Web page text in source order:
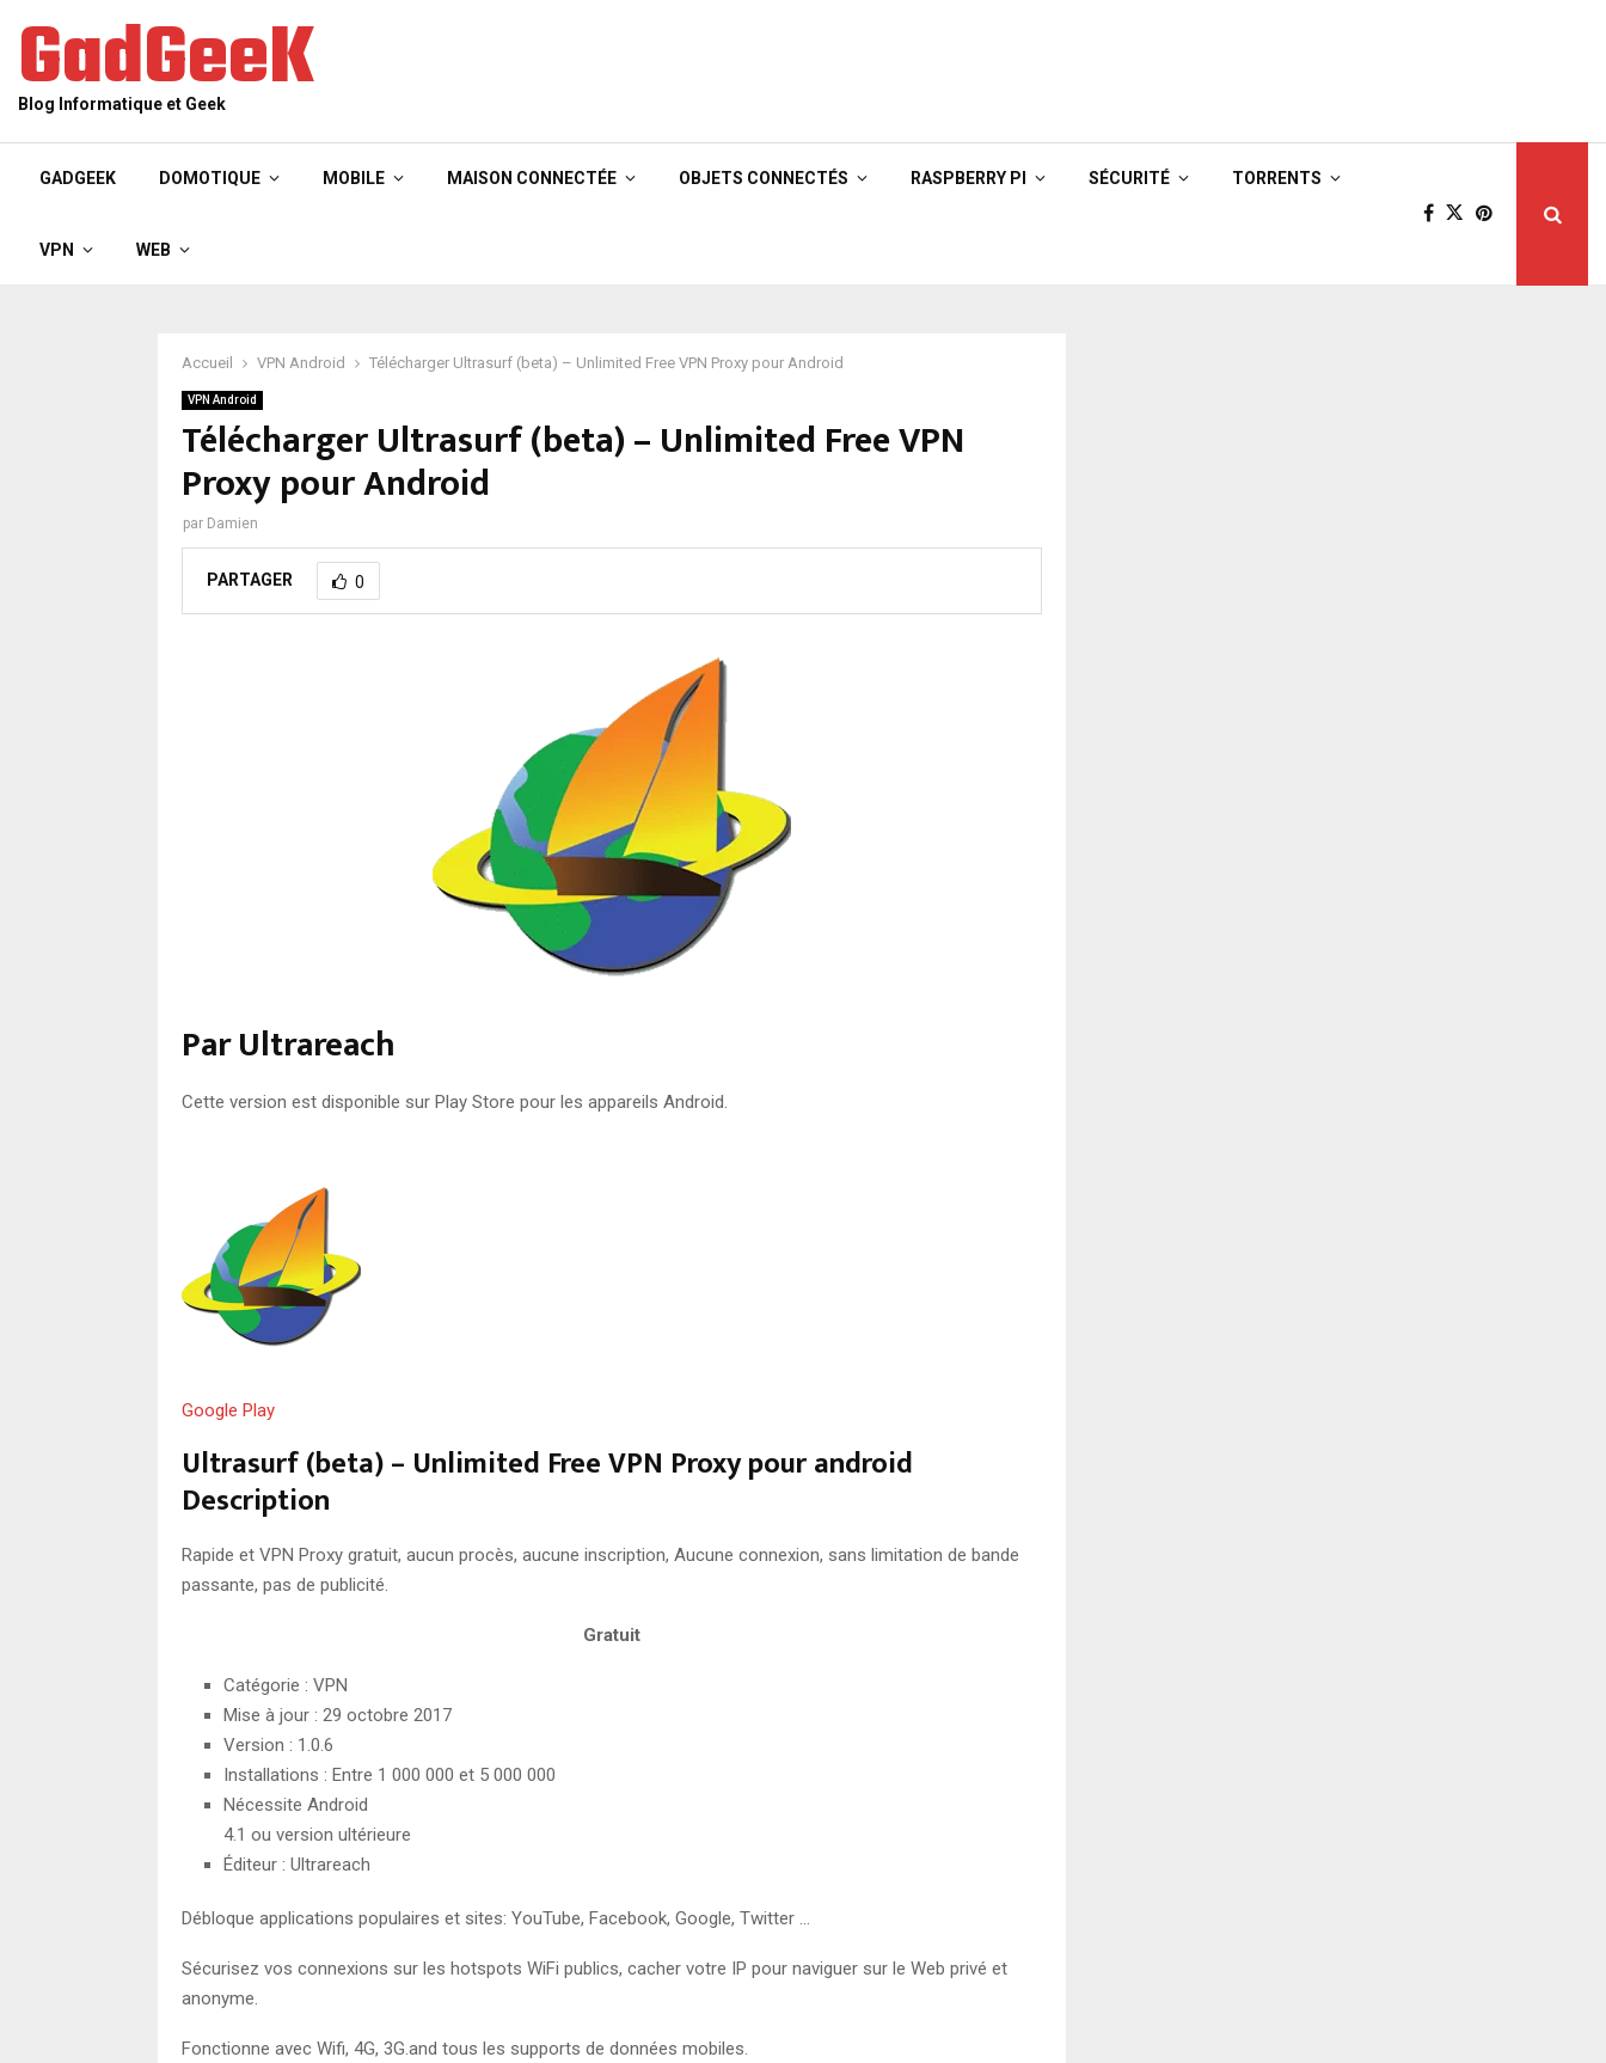
GadGeeK
Blog Informatique et Geek
GADGEEK DOMOTIQUE MOBILE MAISON CONNECTÉE OBJETS CONNECTÉS RASPBERRY PI SÉCURITÉ TORRENTS
VPN WEB
Accueil VPN Android Télécharger Ultrasurf (beta) – Unlimited Free VPN Proxy pour Android
VPN Android
Télécharger Ultrasurf (beta) – Unlimited Free VPN
Proxy pour Android
par Damien
PARTAGER 0
Par Ultrareach
Cette version est disponible sur Play Store pour les appareils Android.
Google Play
Ultrasurf (beta) – Unlimited Free VPN Proxy pour android
Description
Rapide et VPN Proxy gratuit, aucun procès, aucune inscription, Aucune connexion, sans limitation de bande
passante, pas de publicité.
Gratuit
Catégorie : VPN
Mise à jour : 29 octobre 2017
Version : 1.0.6
Installations : Entre 1 000 000 et 5 000 000
Nécessite Android
4.1 ou version ultérieure
Éditeur : Ultrareach
Débloque applications populaires et sites: YouTube, Facebook, Google, Twitter …
Sécurisez vos connexions sur les hotspots WiFi publics, cacher votre IP pour naviguer sur le Web privé et
anonyme.
Fonctionne avec Wifi, 4G, 3G.and tous les supports de données mobiles.